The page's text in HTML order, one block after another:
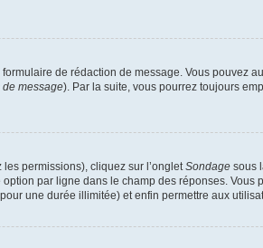
formulaire de rédaction de message. Vous pouvez
de message). Par la suite, vous pourrez toujours
permissions), cliquez sur l’onglet Sondage sous
par ligne dans le champ des réponses. Vous
une durée illimitée) et enfin permettre aux